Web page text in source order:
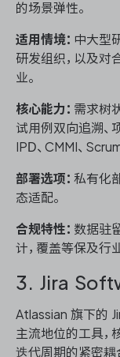
的场景弹性。
适用情境： 中大型
研发组织，以及对
业。
核心能力： 需求树
试用例双向追溯、
IPD、CMMI、
部署选项： 私有化
态适配。
合规特性： 数据驻
计，覆盖等保及行
3. Jira
Atlassian 旗下的
主流地位的工具，
迭代周期的紧密耦